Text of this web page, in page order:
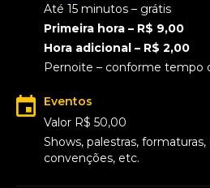
Até 15 minutos – grátis
Primeira hora – R$ 9,00
Hora adicional – R$ 2,00
Pernoite – conforme tempo
Eventos
Valor R$ 50,00
Shows, palestras,
convenções, etc.